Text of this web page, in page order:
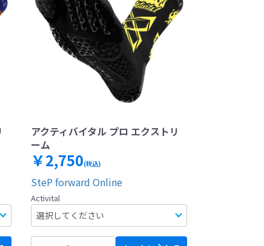
アクティバイタル プロ エクストリ
ーム
￥2,750(税込)
SteP forward Online
Activital